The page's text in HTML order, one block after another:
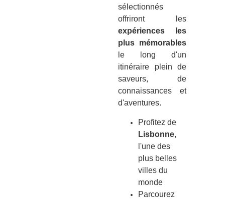
sélectionnés
offriront les
expériences les
plus mémorables
le long d'un
itinéraire plein de
saveurs, de
connaissances et
d'aventures.
Profitez de
Lisbonne,
l'une des
plus belles
villes du
monde
Parcourez